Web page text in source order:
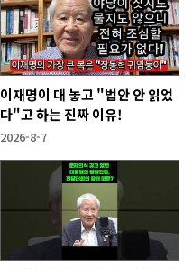
이재명이 대 놓고 "법안 안 읽었
다"고 하는 진짜 이유!
2026-8-7